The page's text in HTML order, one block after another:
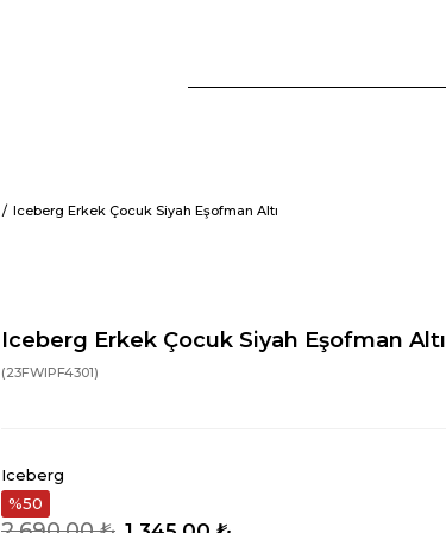
Iceberg Erkek Çocuk Siyah Eşofman Altı
Iceberg Erkek Çocuk Siyah Eşofman Altı
(23FWIPF4301)
Iceberg
50